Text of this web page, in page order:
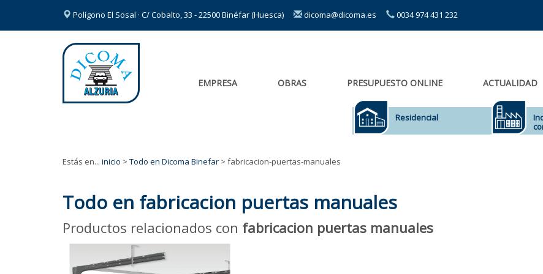
Polígono El Sosal · C/ Cobalto, 33 - 22500 Binéfar (Huesca) dicoma@dicoma.es 0034 974 431 232
EMPRESA OBRAS PRESUPUESTO ONLINE ACTUALIDAD
Residencial
Estás en... inicio > Todo en Dicoma Binefar > fabricacion-puertas-manuales
Todo en fabricacion puertas manuales
Productos relacionados con fabricacion puertas manuales